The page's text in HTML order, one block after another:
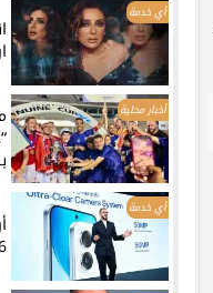
أي خدمة
أخبار محلية
أي خدمة
16 في